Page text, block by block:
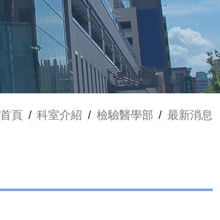
首頁 / 科室介紹 / 檢驗醫學部 / 最新消息